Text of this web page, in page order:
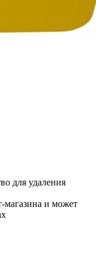
для удаления
магазина и может